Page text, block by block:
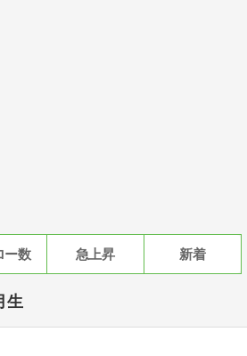
ー数 急上昇 新着
生